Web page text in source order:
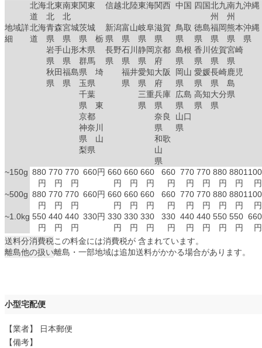
北海
道
北東
北
南東
北
関東 信越北陸東海関西 中国 四国北九
州
南九
州
沖縄
地域詳
細
北海
道
青森
県
岩手
県
秋田
県
宮城
県
山形
県
福島
県
茨城
県 栃
木県
群馬
県 埼
玉県
千葉
県 東
京都
神奈川
県 山
梨県
新潟
県
長野
県
富山
県
石川
県
福井
県
岐阜
県
静岡
県
愛知
県
三重
県
滋賀
県
京都
府
大阪
府
兵庫
県
奈良
県
和歌
山
県
鳥取
県
島根
県
岡山
県
広島
県
山口
県
徳島
県
香川
県
愛媛
県
高知
県
福岡
県
佐賀
県
長崎
県
大分
県
熊本
県
宮崎
県
鹿児
島
県
沖縄
県
~150g 880
円
770
円
770
円
660円 660
円
660
円
660
円
660
円
770
円
770
円
880
円
880
円
1100
円
~500g 880
円
770
円
770
円
660円 660
円
660
円
660
円
660
円
770
円
770
円
880
円
880
円
1100
円
~1.0kg 550
円
440
円
440
円
330円 330
円
330
円
330
円
330
円
440
円
440
円
550
円
550
円
660
円
送料分消費税この料金には消費税が 含まれています。
離島他の扱い離島・一部地域は追加送料がかかる場合があります。
小型宅配便
【業者】 日本郵便
【備考】